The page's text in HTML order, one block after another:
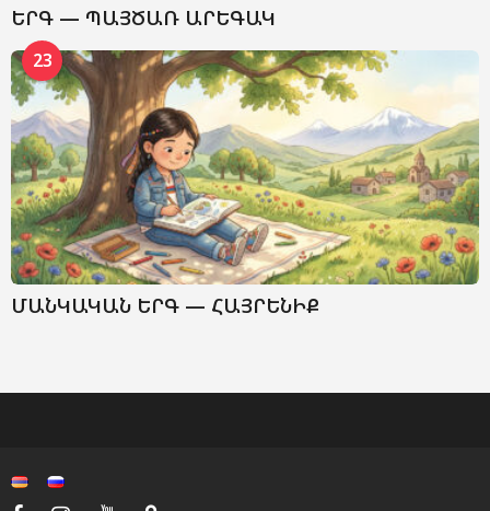
ԵՐԳ — ՊԱՅԾԱՌ ԱՐԵԳԱԿ
23
ՄԱՆԿԱԿԱՆ ԵՐԳ — ՀԱՅՐԵՆԻՔ